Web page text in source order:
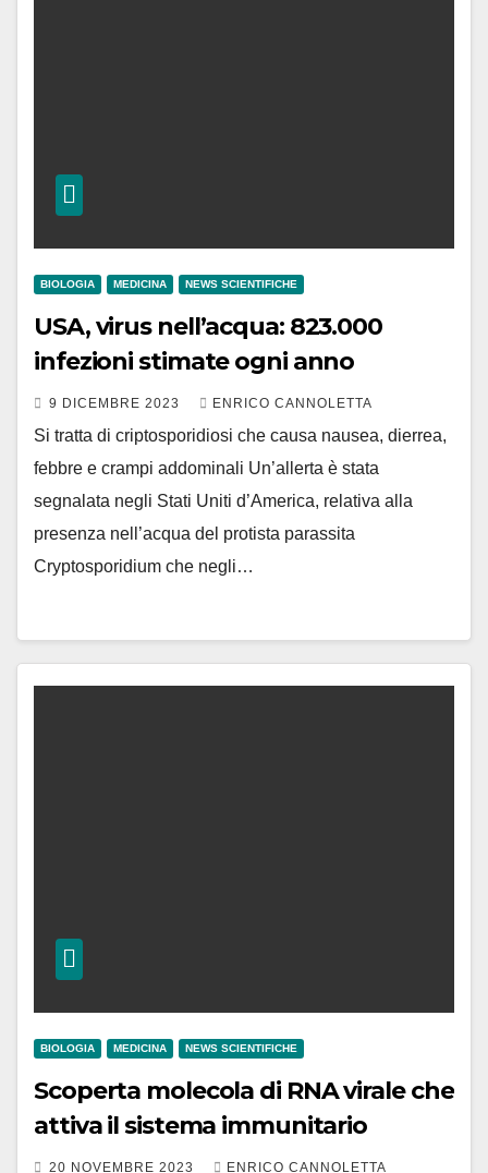
BIOLOGIA MEDICINA NEWS SCIENTIFICHE
USA, virus nell’acqua: 823.000
infezioni stimate ogni anno
9 DICEMBRE 2023 ENRICO CANNOLETTA
Si tratta di criptosporidiosi che causa nausea, dierrea,
febbre e crampi addominali Un’allerta è stata
segnalata negli Stati Uniti d’America, relativa alla
presenza nell’acqua del protista parassita
Cryptosporidium che negli…
BIOLOGIA MEDICINA NEWS SCIENTIFICHE
Scoperta molecola di RNA virale che
attiva il sistema immunitario
20 NOVEMBRE 2023 ENRICO CANNOLETTA